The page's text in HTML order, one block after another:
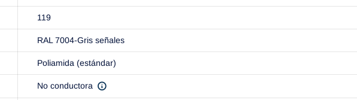
119
RAL 7004-Gris señales
Poliamida (estándar)
No conductora